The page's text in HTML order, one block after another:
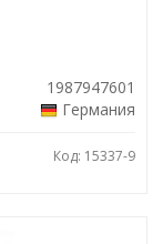
1987947601
Германия
Код: 15337-9